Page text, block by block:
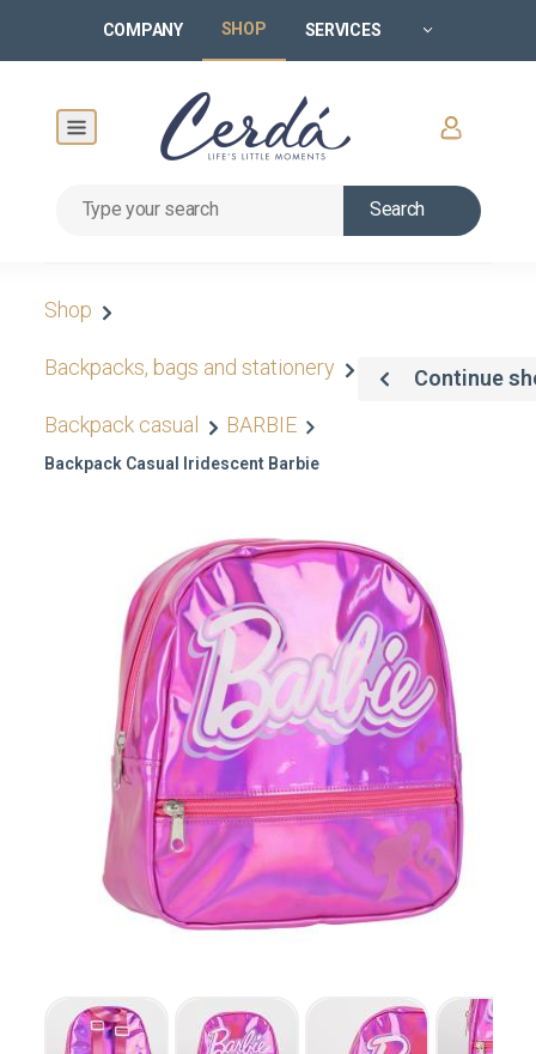
COMPANY SHOP SERVICES
Search
Shop
Backpacks, bags and stationery
Backpack casual BARBIE
Backpack Casual Iridescent Barbie
Continue